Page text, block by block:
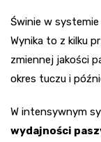
Świnie w
Wynika to z kilku
zmiennej jakości
okres tuczu i
W intensywnym
wydajności